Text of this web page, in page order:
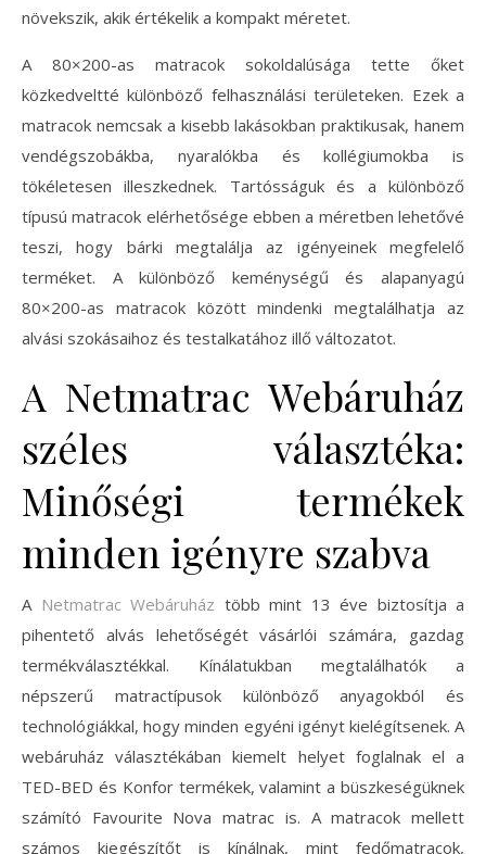
növekszik, akik értékelik a kompakt méretet.
A 80×200-as matracok sokoldalúsága tette őket
közkedveltté különböző felhasználási területeken. Ezek a
matracok nemcsak a kisebb lakásokban praktikusak, hanem
vendégszobákba, nyaralókba és kollégiumokba is
tökéletesen illeszkednek. Tartósságuk és a különböző
típusú matracok elérhetősége ebben a méretben lehetővé
teszi, hogy bárki megtalálja az igényeinek megfelelő
terméket. A különböző keménységű és alapanyagú
80×200-as matracok között mindenki megtalálhatja az
alvási szokásaihoz és testalkatához illő változatot.
A Netmatrac Webáruház
széles választéka:
Minőségi termékek
minden igényre szabva
A Netmatrac Webáruház több mint 13 éve biztosítja a
pihentető alvás lehetőségét vásárlói számára, gazdag
termékválasztékkal. Kínálatukban megtalálhatók a
népszerű matractípusok különböző anyagokból és
technológiákkal, hogy minden egyéni igényt kielégítsenek. A
webáruház választékában kiemelt helyet foglalnak el a
TED-BED és Konfor termékek, valamint a büszkeségüknek
számító Favourite Nova matrac is. A matracok mellett
számos kiegészítőt is kínálnak, mint fedőmatracok,